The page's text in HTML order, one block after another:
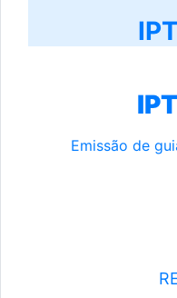
Emissão de